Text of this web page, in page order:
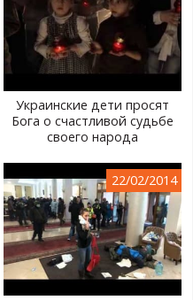
Украинские дети просят
Бога о счастливой судьбе
своего народа
22/02/2014